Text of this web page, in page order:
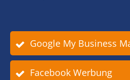
Google My Business
Facebook Werbung